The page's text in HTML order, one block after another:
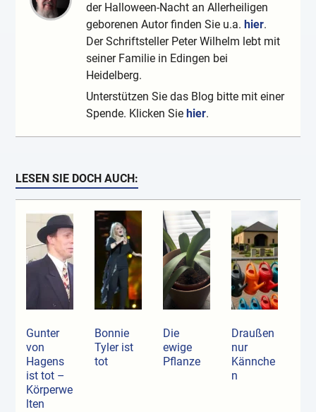
der Halloween-Nacht an Allerheiligen
geborenen Autor finden Sie u.a. hier.
Der Schriftsteller Peter Wilhelm lebt mit
seiner Familie in Edingen bei
Heidelberg.
Unterstützen Sie das Blog bitte mit einer
Spende. Klicken Sie hier.
LESEN SIE DOCH AUCH:
Gunter
von
Hagens
ist tot –
Körperwe
lten
Bonnie
Tyler ist
tot
Die
ewige
Pflanze
Draußen
nur
Kännche
n